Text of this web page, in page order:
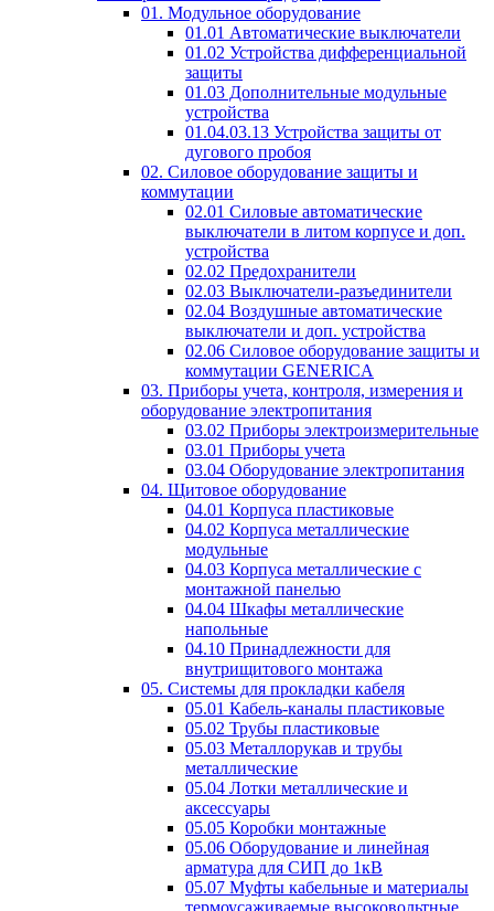
01. Модульное оборудование
01.01 Автоматические выключатели
01.02 Устройства дифференциальной
защиты
01.03 Дополнительные модульные
устройства
01.04.03.13 Устройства защиты от
дугового пробоя
02. Силовое оборудование защиты и
коммутации
02.01 Силовые автоматические
выключатели в литом корпусе и доп.
устройства
02.02 Предохранители
02.03 Выключатели-разъединители
02.04 Воздушные автоматические
выключатели и доп. устройства
02.06 Силовое оборудование защиты и
коммутации GENERICA
03. Приборы учета, контроля, измерения и
оборудование электропитания
03.02 Приборы электроизмерительные
03.01 Приборы учета
03.04 Оборудование электропитания
04. Щитовое оборудование
04.01 Корпуса пластиковые
04.02 Корпуса металлические
модульные
04.03 Корпуса металлические с
монтажной панелью
04.04 Шкафы металлические
напольные
04.10 Принадлежности для
внутрищитового монтажа
05. Системы для прокладки кабеля
05.01 Кабель-каналы пластиковые
05.02 Трубы пластиковые
05.03 Металлорукав и трубы
металлические
05.04 Лотки металлические и
аксессуары
05.05 Коробки монтажные
05.06 Оборудование и линейная
арматура для СИП до 1кВ
05.07 Муфты кабельные и материалы
термоусаживаемые высоковольтные